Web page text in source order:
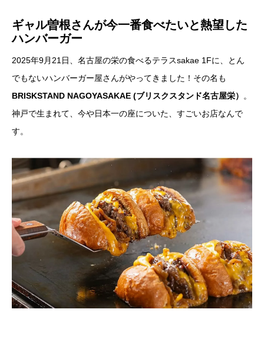
ギャル曽根さんが今一番食べたいと熱望した
ハンバーガー
2025年9月21日、名古屋の栄の食べるテラスsakae 1Fに、とん
でもないハンバーガー屋さんがやってきました！その名も
BRISKSTAND NAGOYASAKAE (ブリスクスタンド名古屋栄）
。
神戸で生まれて、今や日本一の座についた、すごいお店なんで
す。